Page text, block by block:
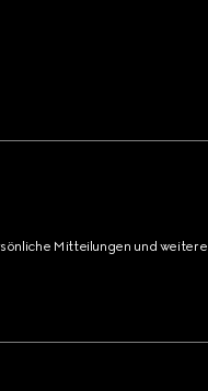
Mitteilungen und weitere